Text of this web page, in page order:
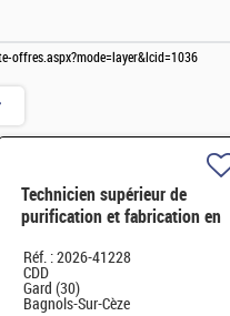
offres.aspx?mode=layer&lcid=1036
Technicien supérieur de
purification et fabrication en
Réf. : 2026-41228
CDD
Gard (30)
Bagnols-Sur-Cèze